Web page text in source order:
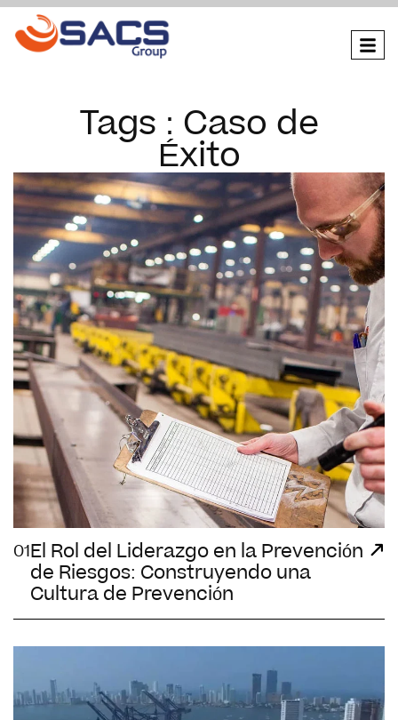
Tags : Caso de
Éxito
01El Rol del Liderazgo en la Prevención
de Riesgos: Construyendo una
Cultura de Prevención